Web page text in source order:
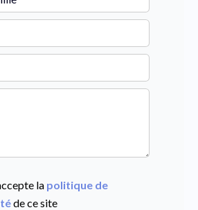
la politique de
de ce site